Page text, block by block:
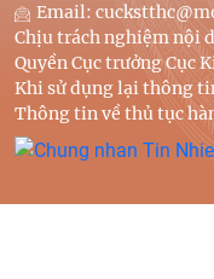
Email:
Chịu trách nghiệm nội
Quyền Cục trưởng Cục
Khi sử dụng lại thông
Thông tin về thủ tục